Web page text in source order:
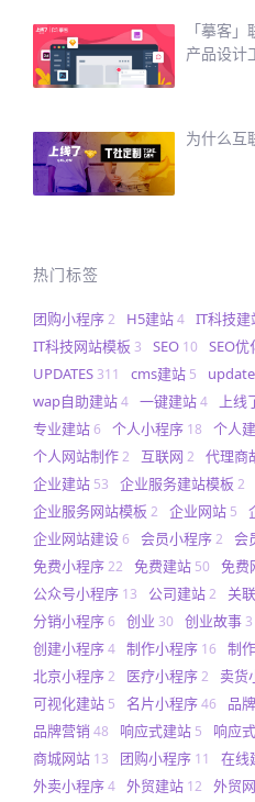
「摹客
产品设计
为什么互
热门标签
团购小程序2 H5建站4 IT科技建
IT科技网站模板 3 SEO 10 SEO优
UPDATES 311 cms建站 5
wap自助建站4 一键建站4 上线
专业建站6 个人小程序 18 个人
个人网站制作2 互联网 2 代理商
企业建站 53 企业服务建站模板 2
企业服务网站模板 2 企业网站 5
企业网站建设6 会员小程序2 会
免费小程序22 免费建站 50 免费
公众号小程序 13 公司建站2 关
分销小程序6 创业 30 创业故事 3
创建小程序4 制作小程序 16 制
北京小程序2 医疗小程序2 卖货
可视化建站 5 名片小程序46 品
品牌营销 48 响应式建站 5 响应
商城网站 13 团购小程序 11 在线
外卖小程序4 外贸建站 12 外贸